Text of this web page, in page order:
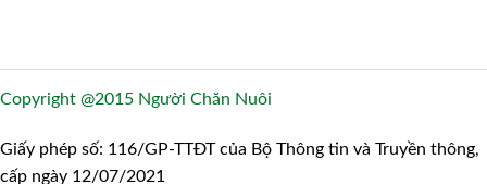
Copyright @2015 Người Chăn Nuôi
Giấy phép số: 116/GP-TTĐT của Bộ Thông tin và Truyền thông,
cấp ngày 12/07/2021